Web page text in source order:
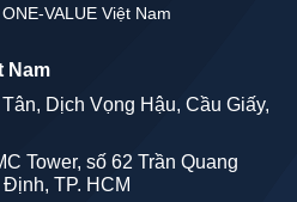
VALUE Việt Nam
Nam
Dịch Vọng Hậu, Cầu Giấy,
Tower, số 62 Trần Quang
TP. HCM